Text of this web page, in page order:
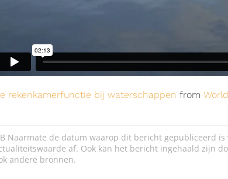
rekenkamerfunctie bij waterschappen from
Naarmate de datum waarop dit bericht gepubliceerd
af. Ook kan het bericht ingehaald zijn
andere bronnen.